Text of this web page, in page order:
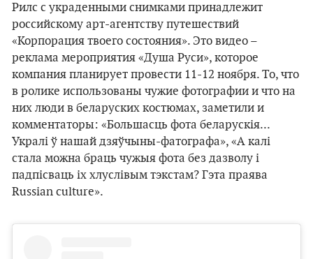
Рилс с украденными снимками принадлежит
российскому арт-агентству путешествий
«Корпорация твоего состояния». Это видео –
реклама мероприятия «Душа Руси», которое
компания планирует провести 11-12 ноября. То, что
в ролике использованы чужие фотографии и что на
них люди в беларуских костюмах, заметили и
комментаторы: «Большасць фота беларускія...
Укралі ў нашай дзяўчыны-фатографа», «А калі
стала можна браць чужыя фота без дазволу і
падпісваць іх хлуслівым тэкстам? Гэта праява
Russian culture».